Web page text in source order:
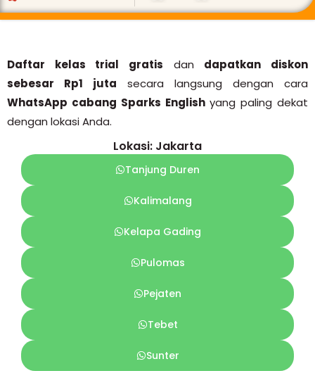
Daftar kelas trial gratis dan dapatkan diskon
sebesar Rp1 juta secara langsung dengan cara
WhatsApp cabang Sparks Englishyang paling dekat
dengan lokasi Anda.
Lokasi: Jakarta
Tanjung Duren
Kalimalang
Kelapa Gading
Pulomas
Pejaten
Tebet
Sunter